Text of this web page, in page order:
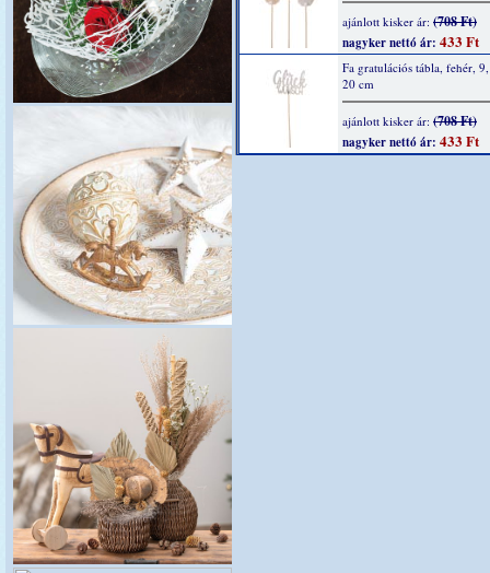
ajánlott kisker ár: (708 Ft)
nagyker nettó ár: 433 Ft
Fa gratulációs tábla, fehér,
20 cm
ajánlott kisker ár: (708 Ft)
nagyker nettó ár: 433 Ft